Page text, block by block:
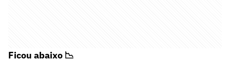
Ficou abaixo 📉